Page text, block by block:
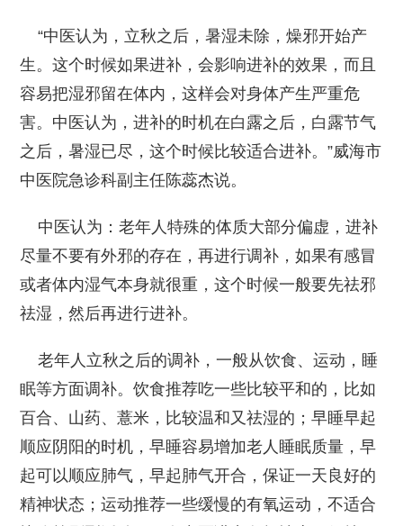
“中医认为，立秋之后，暑湿未除，燥邪开始产
生。这个时候如果进补，会影响进补的效果，而且
容易把湿邪留在体内，这样会对身体产生严重危
害。中医认为，进补的时机在白露之后，白露节气
之后，暑湿已尽，这个时候比较适合进补。”威海市
中医院急诊科副主任陈蕊杰说。
中医认为：老年人特殊的体质大部分偏虚，进补
尽量不要有外邪的存在，再进行调补，如果有感冒
或者体内湿气本身就很重，这个时候一般要先祛邪
祛湿，然后再进行进补。
老年人立秋之后的调补，一般从饮食、运动，睡
眠等方面调补。饮食推荐吃一些比较平和的，比如
百合、山药、薏米，比较温和又祛湿的；早睡早起
顺应阴阳的时机，早睡容易增加老人睡眠质量，早
起可以顺应肺气，早起肺气开合，保证一天良好的
精神状态；运动推荐一些缓慢的有氧运动，不适合